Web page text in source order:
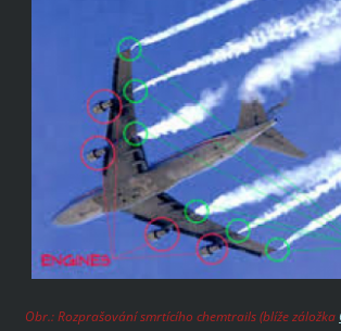
Obr.: Rozprašování smrtícího chemtrails (blíže záložka